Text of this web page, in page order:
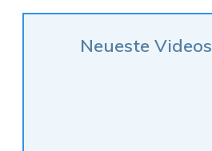
Neueste Videos